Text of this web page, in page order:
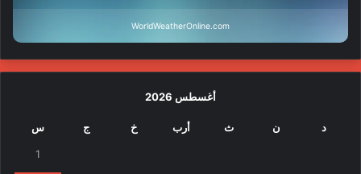
WorldWeatherOnline.com
أغسطس 2026
د ن ث أرب خ ج س
1